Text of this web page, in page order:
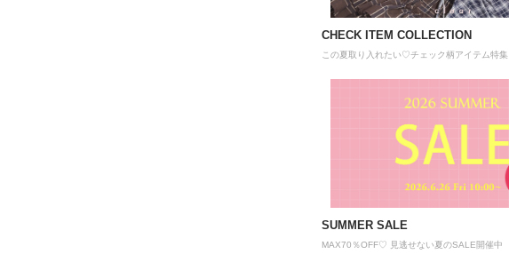
CHECK ITEM COLLECTION
この夏取り入れたい♡チェック柄アイテム特集
SUMMER SALE
MAX70％OFF♡ 見逃せない夏のSALE開催中